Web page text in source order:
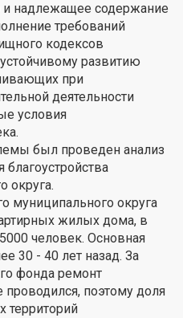
и надлежащее содержание
требований
кодексов
развитию
при
деятельности
условия
был проведен анализ
округа.
муниципального округа
жилых дома, в
человек. Основная
30 - 40 лет назад. За
фонда ремонт
поэтому доля
территорий